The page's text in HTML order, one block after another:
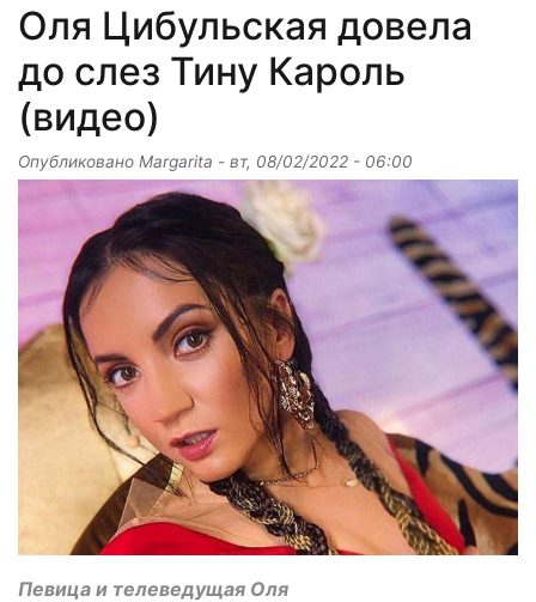
Оля Цибульская довела
до слез Тину Кароль
(видео)
Опубликовано Margarita - вт, 08/02/2022 - 06:00
Певица и телеведущая Оля